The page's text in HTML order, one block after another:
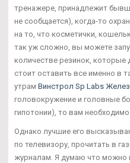
тренажере, принадлежит
не сообщается), когда-то
на то, что косметички,
так уж сложно, вы можете
количестве резинок, которые
стоит оставить все именно в
утрам Винстрол Sp Labs
головокружение и головные
гипотонии), то вам необходимо
Однако лучшие его
по телевизору, прочитать в
журналам. Я думаю что можно